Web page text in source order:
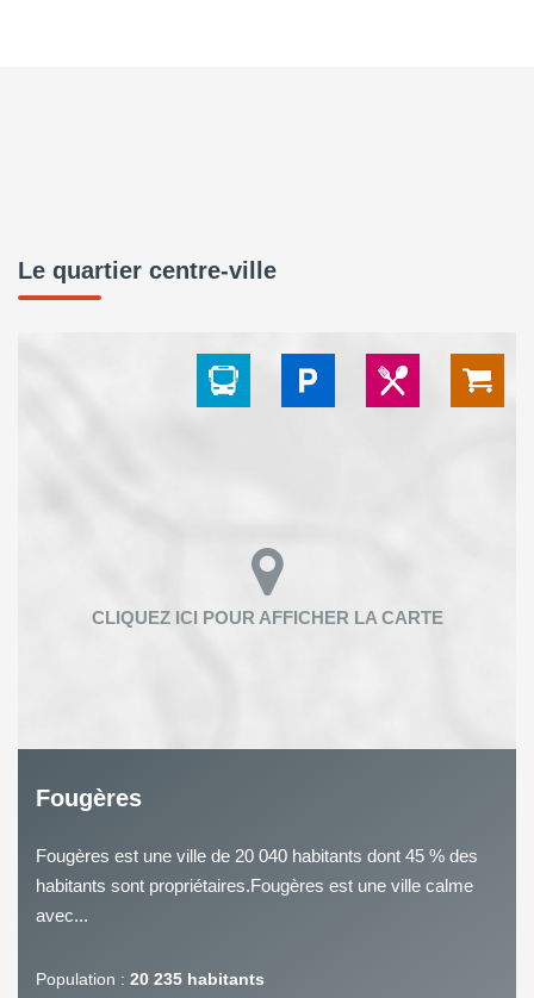
Le quartier centre-ville
Fougères
Fougères est une ville de 20 040 habitants dont 45 % des
habitants sont propriétaires.Fougères est une ville calme
avec...
Population : 20 235 habitants